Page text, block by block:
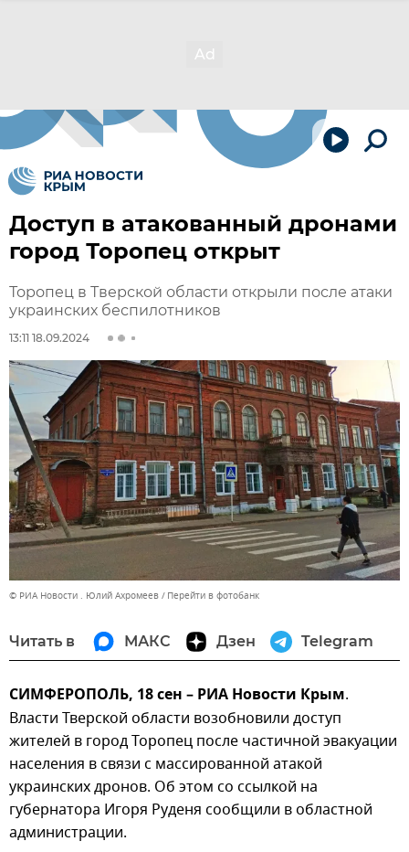
Доступ в атакованный дронами
город Торопец открыт
Торопец в Тверской области открыли после атаки
украинских беспилотников
13:11 18.09.2024
© РИА Новости . Юлий Ахромеев Перейти в фотобанк
Читать в МАКС Дзен Telegram
СИМФЕРОПОЛЬ, 18 сен – РИА Новости Крым.
Власти Тверской области возобновили доступ
жителей в город Торопец после частичной эвакуации
населения в связи с массированной атакой
украинских дронов. Об этом со ссылкой на
губернатора Игоря Руденя сообщили в областной
администрации.